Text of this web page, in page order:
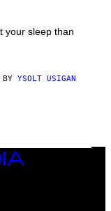
your sleep than
BY YSOLT USIGAN